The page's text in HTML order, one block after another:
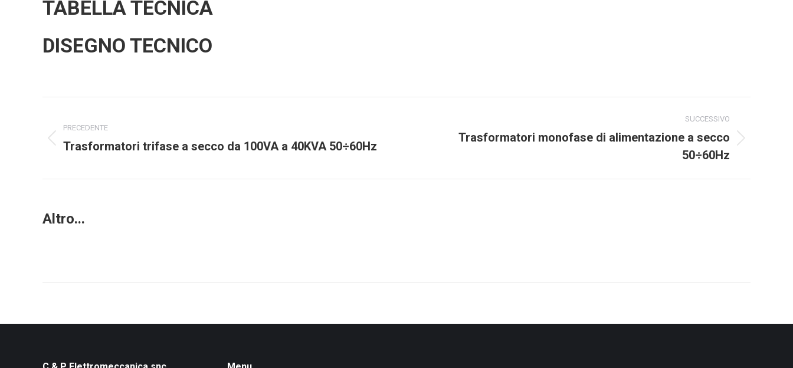
TABELLA TECNICA
DISEGNO TECNICO
navigation
PRECEDENTE
Previous
Trasformatori trifase a secco da 100VA a 40KVA 50÷60Hz
SUCCESSIVO
Trasformatori monofase di alimentazione a secco
50÷60Hz
Altro...